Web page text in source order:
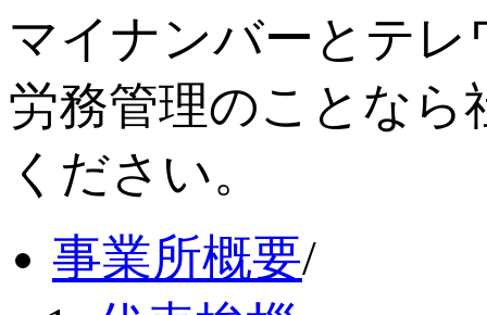
マイナンバーとテ
労務管理のことなら
ください。
事業所概要/